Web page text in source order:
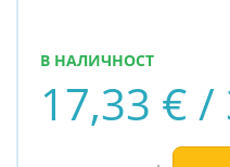
17,33 € /
В НАЛИЧНОСТ